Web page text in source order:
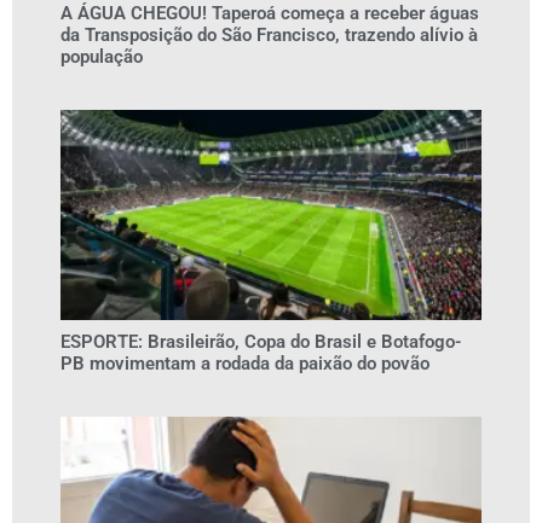
A ÁGUA CHEGOU! Taperoá começa a receber águas
da Transposição do São Francisco, trazendo alívio à
população
ESPORTE: Brasileirão, Copa do Brasil e Botafogo-
PB movimentam a rodada da paixão do povão